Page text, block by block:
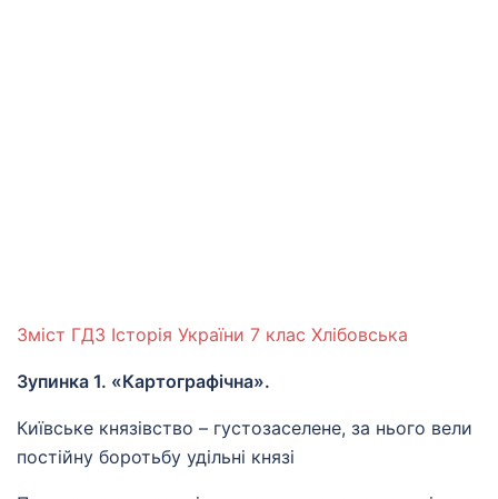
Зміст ГДЗ Історія України 7 клас Хлібовська
Зупинка 1. «Картографічна».
Київське князівство – густозаселене, за нього вели
постійну боротьбу удільні князі